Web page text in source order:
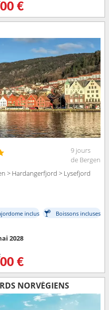
€
9 jours
de Bergen
> Hardangerfjord > Lysefjord
inclus
Boissons incluses
2028
€
NORVÉGIENS